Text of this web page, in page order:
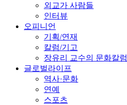
외교가 사람들
인터뷰
오피니언
기획/연재
칼럼/기고
장유리 교수의 문화칼럼
글로벌라이프
역사·문화
연예
스포츠